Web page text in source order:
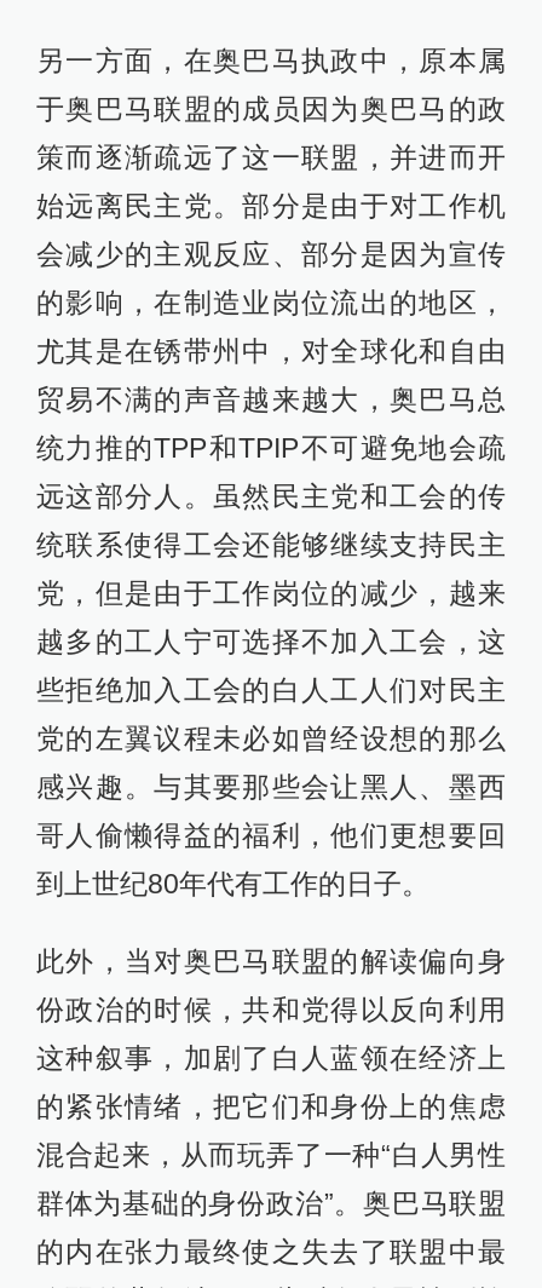
另一方面，在奥巴马执政中，原本属
于奥巴马联盟的成员因为奥巴马的政
策而逐渐疏远了这一联盟，并进而开
始远离民主党。部分是由于对工作机
会减少的主观反应、部分是因为宣传
的影响，在制造业岗位流出的地区，
尤其是在锈带州中，对全球化和自由
贸易不满的声音越来越大，奥巴马总
统力推的TPP和TPIP不可避免地会疏
远这部分人。虽然民主党和工会的传
统联系使得工会还能够继续支持民主
党，但是由于工作岗位的减少，越来
越多的工人宁可选择不加入工会，这
些拒绝加入工会的白人工人们对民主
党的左翼议程未必如曾经设想的那么
感兴趣。与其要那些会让黑人、墨西
哥人偷懒得益的福利，他们更想要回
到上世纪80年代有工作的日子。
此外，当对奥巴马联盟的解读偏向身
份政治的时候，共和党得以反向利用
这种叙事，加剧了白人蓝领在经济上
的紧张情绪，把它们和身份上的焦虑
混合起来，从而玩弄了一种“白人男性
群体为基础的身份政治”。奥巴马联盟
的内在张力最终使之失去了联盟中最